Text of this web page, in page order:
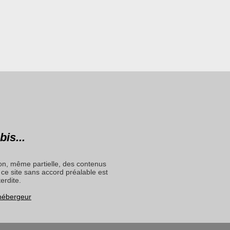
même partielle, des contenus
site sans accord préalable est